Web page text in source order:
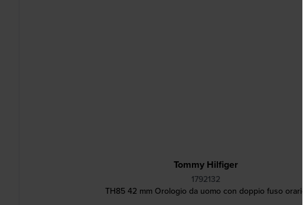
Tommy Hilfiger
1792132
TH85 42 mm Orologio da uomo con doppio fuso orario